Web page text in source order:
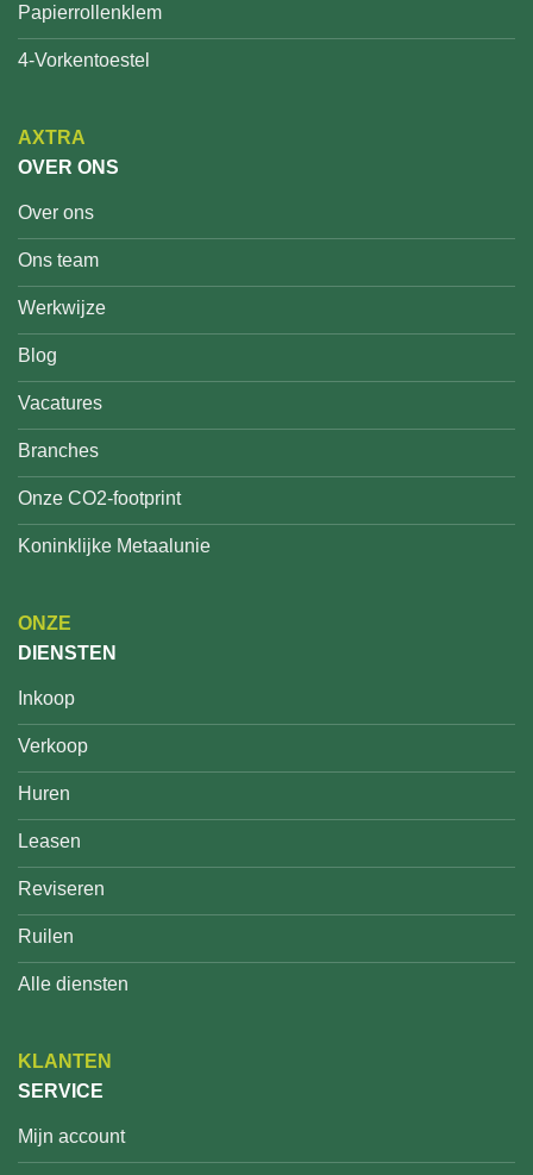
Papierrollenklem
4-Vorkentoestel
AXTRA
OVER ONS
Over ons
Ons team
Werkwijze
Blog
Vacatures
Branches
Onze CO2-footprint
Koninklijke Metaalunie
ONZE
DIENSTEN
Inkoop
Verkoop
Huren
Leasen
Reviseren
Ruilen
Alle diensten
KLANTEN
SERVICE
Mijn account